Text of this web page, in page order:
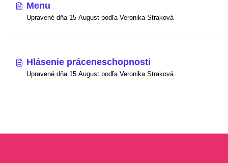
Menu
Upravené dňa 15 August podľa Veronika Straková
Hlásenie práceneschopnosti
Upravené dňa 15 August podľa Veronika Straková